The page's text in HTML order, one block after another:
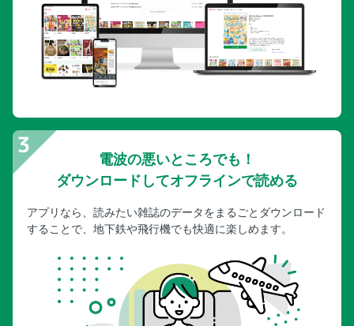
電波の悪いところでも！
ダウンロードしてオフラインで読める
アプリなら、読みたい雑誌のデータをまるごとダウンロード
することで、地下鉄や飛行機でも快適に楽しめます。